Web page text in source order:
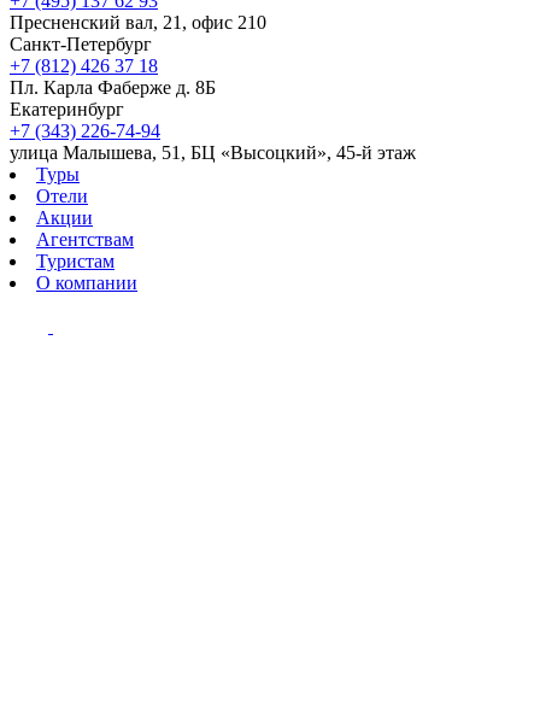
Пресненский вал, 21, офис 210
Санкт-Петербург
+7 (812) 426 37 18
Пл. Карла Фаберже д. 8Б
Екатеринбург
+7 (343) 226-74-94
улица Малышева, 51, БЦ «Высоцкий», 45-й этаж
Туры
Отели
Акции
Агентствам
Туристам
О компании